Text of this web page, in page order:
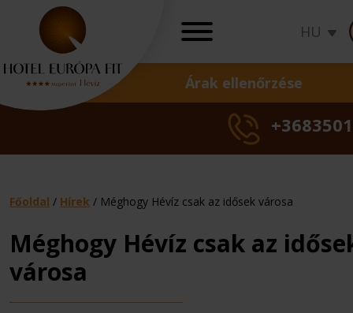
Árak ellenőrzése
HU
Családi
Okos
Szezonális
Családi
Okos
AJÁNLATOK
Akciók
Ünnepi ajánlatok
Gyógy ajánlatok
Nőgyógyászati
Főoldal / Hírek / Méghogy Hévíz csak az idősek városa
Méghogy Hévíz csak az
városa